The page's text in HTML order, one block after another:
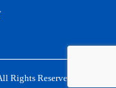
Rights Reserved.